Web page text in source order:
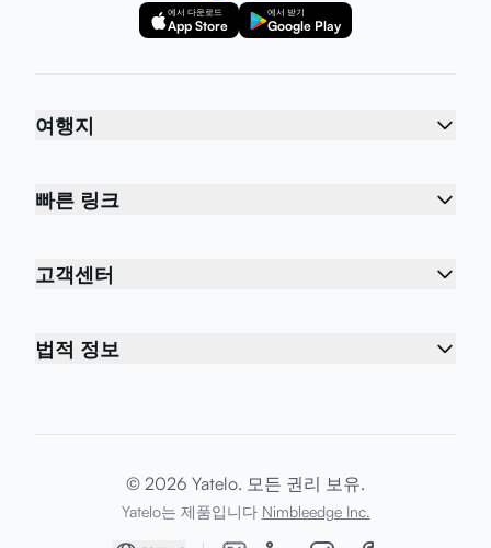
에서 다운로드
App Store
에서 받기
Google Play
여행지
빠른 링크
고객센터
법적 정보
© 2026 Yatelo. 모든 권리 보유.
Yatelo는 제품입니다 Nimbleedge Inc.